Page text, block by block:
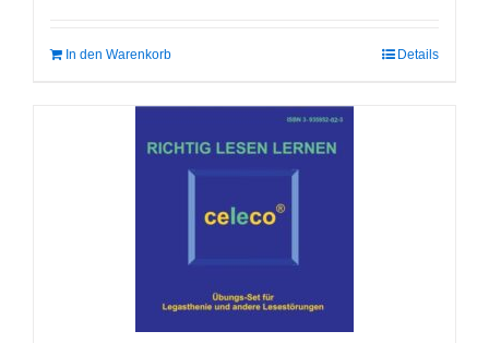
In den Warenkorb Details